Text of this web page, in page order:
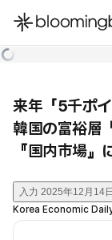
한국어
来年「5千ポ
韓国の富裕層
『国内市場』
入力 2025年12月14
Korea Economic